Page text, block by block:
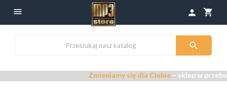
 shopping_cart
person

Zmieniamy się dla Ciebie– sklep w